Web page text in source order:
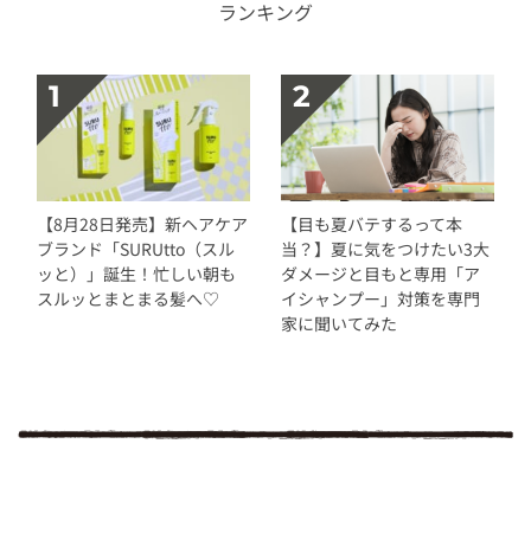
ランキング
【8月28日発売】新ヘアケア
ブランド「SURUtto（スル
ッと）」誕生！忙しい朝も
スルッとまとまる髪へ♡
【目も夏バテするって本
当？】夏に気をつけたい3大
ダメージと目もと専用「ア
イシャンプー」対策を専門
家に聞いてみた